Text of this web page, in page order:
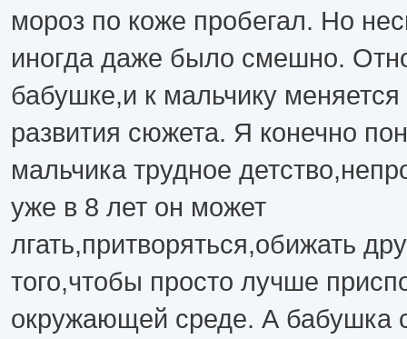
мороз по коже пробегал. Но
иногда даже было смешно.
бабушке,и к мальчику меняется
развития сюжета. Я конечно
мальчика трудное
уже в 8 лет он может
лгать,притворяться,обижать
того,чтобы просто лучше
окружающей среде. А бабушка